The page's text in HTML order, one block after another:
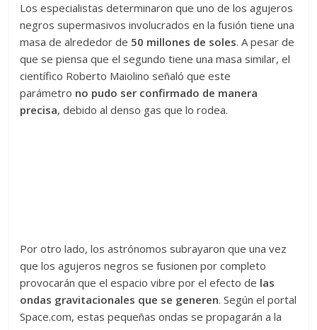
Los especialistas determinaron que uno de los agujeros
negros supermasivos involucrados en la fusión tiene una
masa de alrededor de 50 millones de soles. A pesar de
que se piensa que el segundo tiene una masa similar, el
científico Roberto Maiolino señaló que este
parámetro no pudo ser confirmado de manera
precisa, debido al denso gas que lo rodea.
Por otro lado, los astrónomos subrayaron que una vez
que los agujeros negros se fusionen por completo
provocarán que el espacio vibre por el efecto de las
ondas gravitacionales que se generen. Según el portal
Space.com, estas pequeñas ondas se propagarán a la